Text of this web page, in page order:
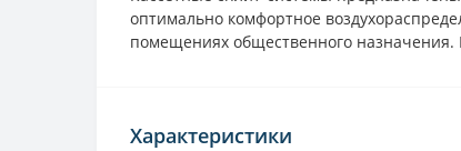
оптимально комфортное
помещениях общественного назначения.
Характеристики